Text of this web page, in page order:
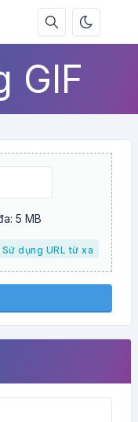
GIF
5 MB
Sử dụng URL từ xa